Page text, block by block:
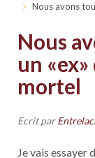
Nous avons
Nous
un
mortel
Ecrit par
Je vais essayer